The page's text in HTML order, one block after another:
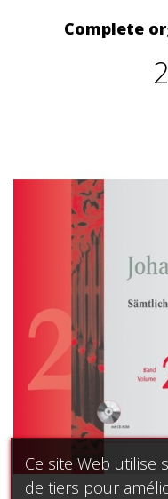
Complete
Ce site Web utilise
de tiers pour